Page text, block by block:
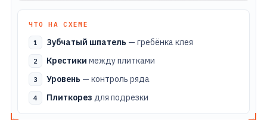
ЧТО НА СХЕМЕ
Зубчатый шпатель — гребёнка клея
Крестики между плитками
Уровень — контроль ряда
Плиткорез для подрезки